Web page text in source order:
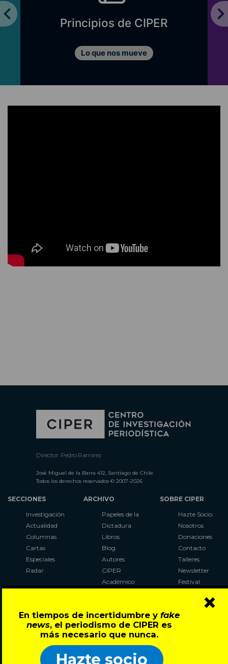
En tiempos de incertidumbre y fake
news, el periodismo de CIPER es
más necesario que nunca.
Hazte socio
×
de CIPER
Lo que nos mueve
Director: Pedro Ramírez
José Miguel de la Barra 412, Santiago de Chile
Todos los derechos reservados © 2007-2026
SECCIONES
Investigación
Actualidad
Columnas
Cartas
Especiales
Radar
ARCHIVO
Papeles de la
Dictadura
Libros
Blog
Autores
CIPER
Académico
Al Plebiscito
con CIPER
SOBRE CIPER
Hazte Socio
Nosotros
Donaciones
Contacto
Talleres
Newsletter
Festival